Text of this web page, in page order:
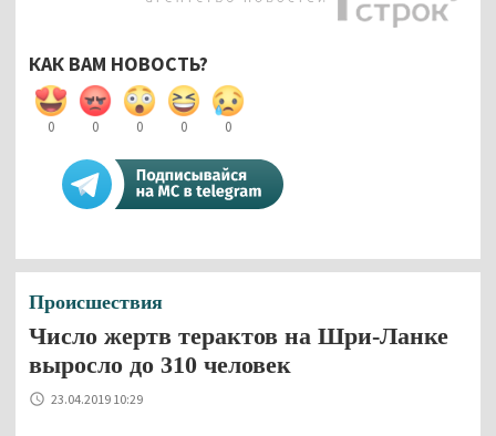
КАК ВАМ НОВОСТЬ?
0 0 0 0 0
Происшествия
Число жертв терактов на Шри-Ланке
выросло до 310 человек
23.04.2019 10:29